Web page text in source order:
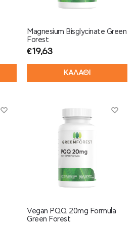
Magnesium Bisglycinate Green
Forest
€19,63
ΚΑΛΑΘΙ
Vegan PQQ 20mg Formula
Green Forest